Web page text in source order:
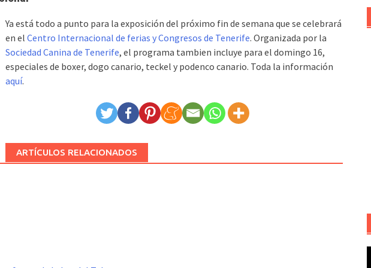
Ya está todo a punto para la exposición del próximo fin de semana que se celebrará
en el Centro Internacional de ferias y Congresos de Tenerife. Organizada por la
Sociedad Canina de Tenerife, el programa tambien incluye para el domingo 16,
especiales de boxer, dogo canario, teckel y podenco canario. Toda la información
aquí.
ARTÍCULOS RELACIONADOS